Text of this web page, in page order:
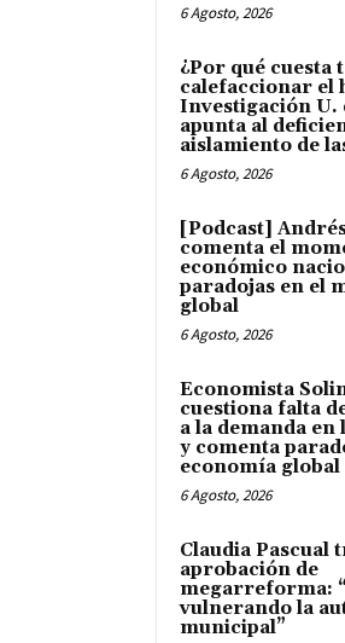
6 Agosto, 2026
¿Por qué cuesta
calefaccionar el
Investigación U.
apunta al
aislamiento de
6 Agosto, 2026
[Podcast]
comenta el
económico
paradojas en el
global
6 Agosto, 2026
Economista
cuestiona falta
a la demanda en
y comenta
economía global
6 Agosto, 2026
Claudia Pascual
aprobación de
megarreforma:
vulnerando la
municipal”